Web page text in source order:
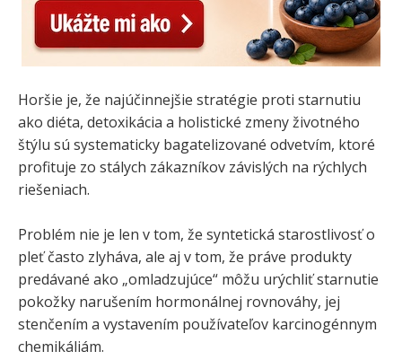
Horšie je, že najúčinnejšie stratégie proti starnutiu
ako diéta, detoxikácia a holistické zmeny životného
štýlu sú systematicky bagatelizované odvetvím, ktoré
profituje zo stálych zákazníkov závislých na rýchlych
riešeniach.
Problém nie je len v tom, že syntetická starostlivosť o
pleť často zlyháva, ale aj v tom, že práve produkty
predávané ako „omladzujúce“ môžu urýchliť starnutie
pokožky narušením hormonálnej rovnováhy, jej
stenčením a vystavením používateľov karcinogénnym
chemikáliám.